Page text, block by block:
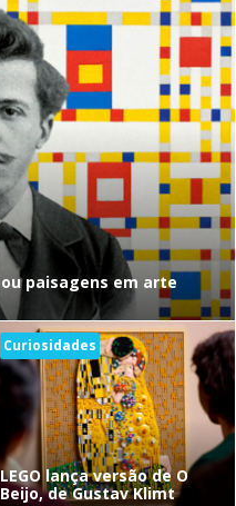
paisagens em arte
Curiosidades
LEGO lança versão de O
Beijo, de Gustav Klimt